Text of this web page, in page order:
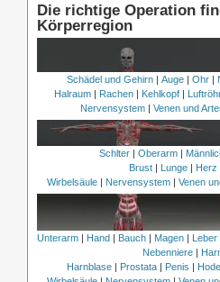
Die richtige Operation
Körperregion
Schädel und Gehirn| Auge| Ohr|
Halraum| Rachen| Kehlkopf|
Nervensystem | Venen und
Schlter| Oberarm|
Brust| Lunge| Herz
Wirbelsäule | Nervensystem | Venen
Unterarm| Hand| Bauch| Magen| Leber
Nebenniere|
Harnblase| Prostata| Penis |